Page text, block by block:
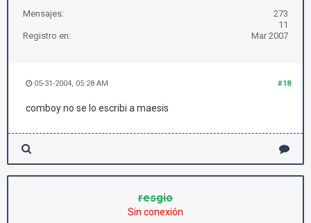
Mensajes:
273
11
Registro en:
Mar 2007
#18
05-31-2004, 05:28 AM
comboy no se lo escribi a maesis
resgio
Sin conexión